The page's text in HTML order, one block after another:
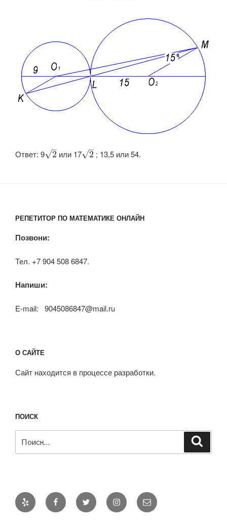
Ответ: 9​ 2
–
√ ​ или 17 2
–
√ ​ ; 13,5 или 54.
РЕПЕТИТОР ПО МАТЕМАТИКЕ ОНЛАЙН
Позвони:
Тел. +7 904 508 6847.
Напиши:
E-mail: 9045086847@mail.ru
О САЙТЕ
Сайт находится в процессе разработки.
ПОИСК
Yelp FacebookTwitter InstagramEmail